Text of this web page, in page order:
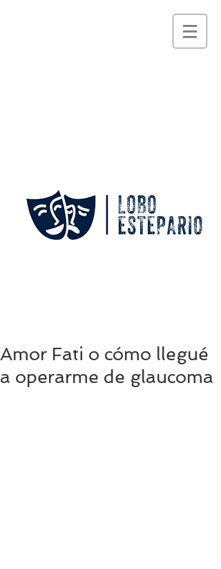
Amor Fati o cómo llegué
a operarme de glaucoma